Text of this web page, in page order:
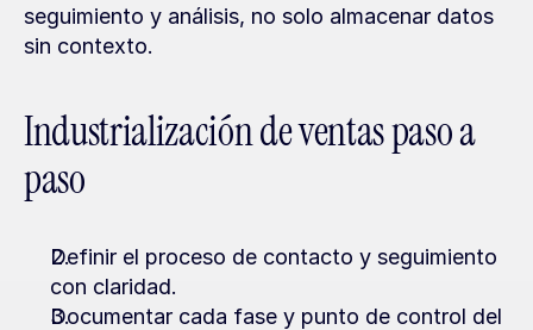
seguimiento y análisis, no solo almacenar datos
sin contexto.
Industrialización de ventas paso a
paso
Definir el proceso de contacto y seguimiento
con claridad.
Documentar cada fase y punto de control del